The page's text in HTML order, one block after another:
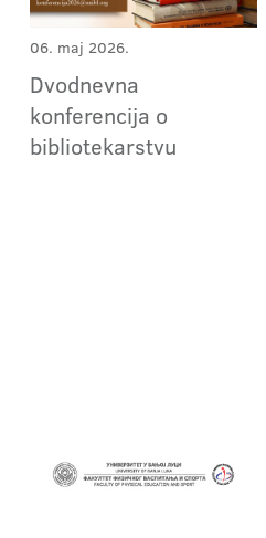
06. maj 2026.
Dvodnevna
konferencija o
bibliotekarstvu